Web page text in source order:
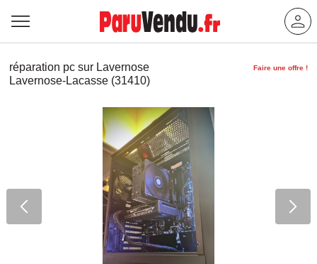
réparation pc sur Lavernose
Lavernose-Lacasse (31410)
Faire une offre !